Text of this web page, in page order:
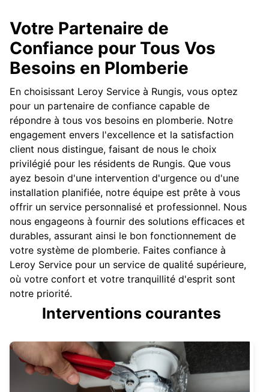
Votre Partenaire de
Confiance pour Tous Vos
Besoins en Plomberie
En choisissant Leroy Service à Rungis, vous optez
pour un partenaire de confiance capable de
répondre à tous vos besoins en plomberie. Notre
engagement envers l'excellence et la satisfaction
client nous distingue, faisant de nous le choix
privilégié pour les résidents de Rungis. Que vous
ayez besoin d'une intervention d'urgence ou d'une
installation planifiée, notre équipe est prête à vous
offrir un service personnalisé et professionnel. Nous
nous engageons à fournir des solutions efficaces et
durables, assurant ainsi le bon fonctionnement de
votre système de plomberie. Faites confiance à
Leroy Service pour un service de qualité supérieure,
où votre confort et votre tranquillité d'esprit sont
notre priorité.
Interventions courantes